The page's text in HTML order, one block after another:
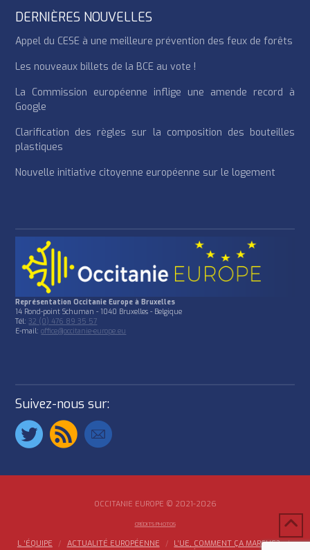
DERNIÈRES NOUVELLES
Appel du CESE à une meilleure prévention des feux de forêts
Les nouveaux billets de la BCE au vote !
La Commission européenne inflige une amende record à
Google
Clarification des règles sur la composition des bouteilles
plastiques
Nouvelle initiative citoyenne européenne sur le logement
Représentation Occitanie Europe à Bruxelles
14 Rond-point Schuman - 1040 Bruxelles - Belgique
Tél:32 (0) 476 89 35 57
E-mail:office@occitanie-europe.eu
Suivez-nous sur:
OCCITANIE EUROPE © 2021-2026
CRÉDITS PHOTOS
L ‘ÉQUIPE ACTUALITÉ EUROPÉENNE
L’UE, COMMENT ÇA MARCHE?